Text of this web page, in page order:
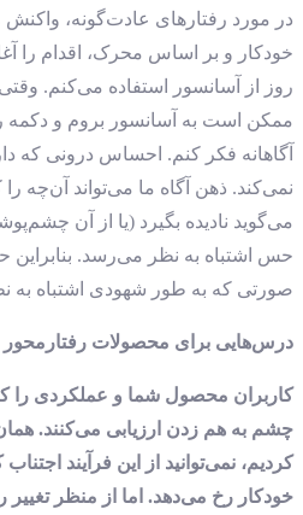
در مورد رفتارهای عادت‌گونه،
خودکار و بر اساس محرک، اقدام را
روز از آسانسور استفاده می‌کنم.
ممکن است به آسانسور بروم و دکمه
آگاهانه فکر کنم. احساس درونی که
نمی‌کند. ذهن آگاه ما می‌تواند آن‌چه
می‌گوید نادیده بگیرد (یا از آن
حس اشتباه به نظر می‌رسد. بنابراین
صورتی که به طور شهودی اشتباه به
درس‌هایی برای محصولات رفتارمحور
کاربران محصول شما و عملکردی را
چشم به هم زدن ارزیابی می‌کنند.
کردیم، نمی‌توانید از این فرآیند
خودکار رخ می‌دهد. اما از منظر تغییر